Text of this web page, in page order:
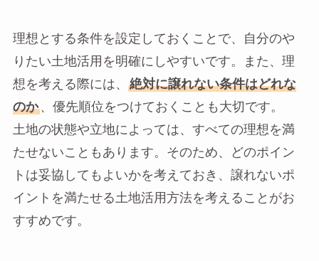
理想とする条件を設定しておくことで、自分のや
りたい土地活用を明確にしやすいです。また、理
想を考える際には、
絶対に譲れない条件はどれな
のか、優先順位をつけておくことも大切です。
土地の状態や立地によっては、すべての理想を満
たせないこともあります。そのため、どのポイン
トは妥協してもよいかを考えておき、譲れないポ
イントを満たせる土地活用方法を考えることがお
すすめです。